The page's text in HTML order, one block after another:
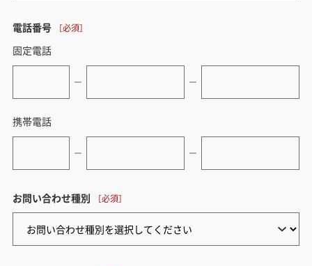
電話番号
固定電話
ー ー
携帯電話
ー ー
お問い合わせ種別